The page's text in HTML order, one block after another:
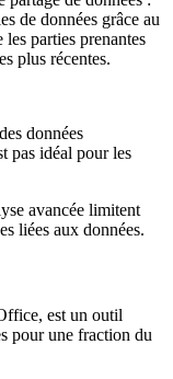
de données grâce au
parties prenantes
plus récentes.
données
pas idéal pour les
avancée limitent
liées aux données.
est un outil
pour une fraction du